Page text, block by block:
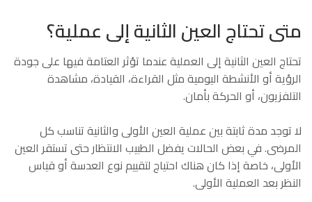
متى تحتاج العين الثانية إلى عملية؟
تحتاج العين الثانية إلى العملية عندما تؤثر العتامة فيها على جودة
الرؤية أو الأنشطة اليومية مثل القراءة، القيادة، مشاهدة
التلفزيون، أو الحركة بأمان.
لا توجد مدة ثابتة بين عملية العين الأولى والثانية تناسب كل
المرضى. في بعض الحالات يفضل الطبيب الانتظار حتى تستقر العين
الأولى، خاصة إذا كان هناك احتياج لتقييم نوع العدسة أو قياس
النظر بعد العملية الأولى.